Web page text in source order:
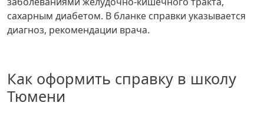
сахарным диабетом. В бланке справки указывается
диагноз, рекомендации врача.
Как оформить справку в школу
Тюмени